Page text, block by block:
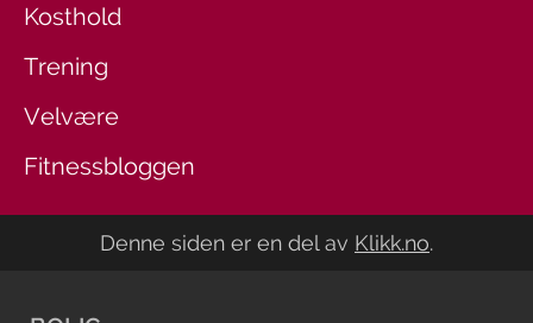
Kosthold
Trening
Velvære
Fitnessbloggen
Denne siden er en del av Klikk.no.